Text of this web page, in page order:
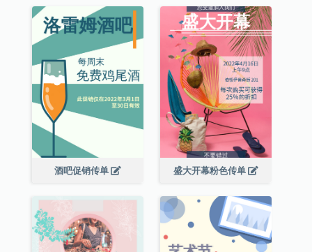
酒吧促销传单 盛大开幕粉色传单